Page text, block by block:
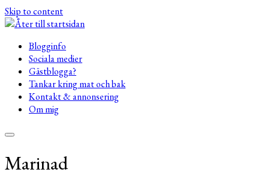
Skip to content
Blogginfo
Sociala medier
Gästblogga?
Tankar kring mat och bak
Kontakt & annonsering
Om mig
Marinad